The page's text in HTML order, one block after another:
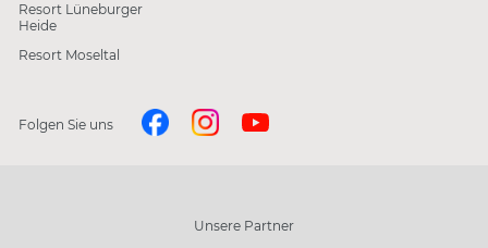
Resort Lüneburger
Heide
Resort Moseltal
Folgen Sie uns
Unsere Partner